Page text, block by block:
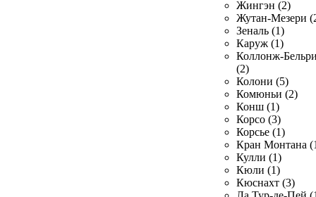
Жингэн (2)
Жутан-Мезери
Зеналь (1)
Каруж (1)
Коллонж-
(2)
Колони (5)
Комюньи (2)
Конш (1)
Корсо (3)
Корсье (1)
Кран Монтана
Кулли (1)
Кюли (1)
Кюснахт (3)